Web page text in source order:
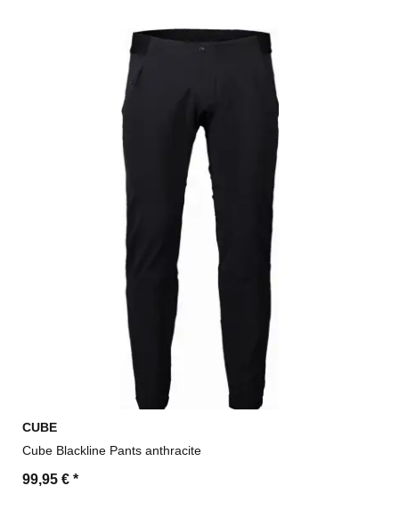
CUBE
Cube Blackline Pants anthracite
99,95 € *